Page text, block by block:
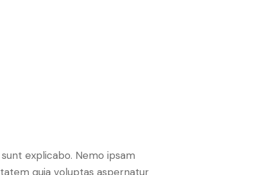
explicabo. Nemo ipsam
quia voluptas aspernatur